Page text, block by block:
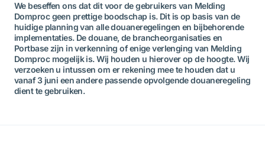
We beseffen ons dat dit voor de gebruikers van Melding
Domproc geen prettige boodschap is. Dit is op basis van de
huidige planning van alle douaneregelingen en bijbehorende
implementaties. De douane, de brancheorganisaties en
Portbase zijn in verkenning of enige verlenging van Melding
Domproc mogelijk is. Wij houden u hierover op de hoogte. Wij
verzoeken u intussen om er rekening mee te houden dat u
vanaf 3 juni een andere passende opvolgende douaneregeling
dient te gebruiken.